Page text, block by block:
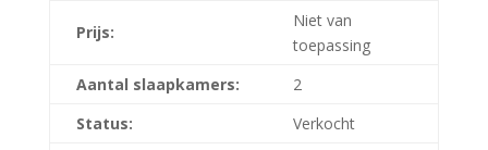
Prijs:
Niet van
toepassing
Aantal slaapkamers:
2
Status:
Verkocht